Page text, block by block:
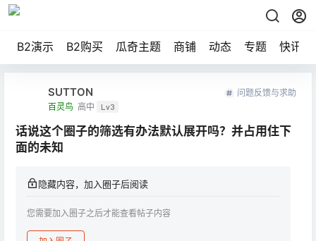
B2演示 B2购买 瓜奇主题 商铺 动态 专题 快讯
SUTTON
百灵鸟 高中 Lv3
问题反馈与求助
话说这个圈子的筛选有办法默认展开吗？并占用住下
面的未知
隐藏内容，加入圈子后阅读
您需要加入圈子之后才能查看帖子内容